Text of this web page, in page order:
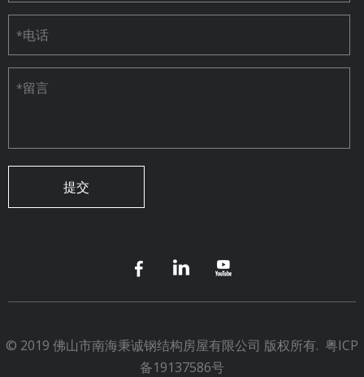
*电话
*留言
© 2019 佛山市南海秉诚钢结构房屋有限公司 版权所有. 粤ICP
备19137586号